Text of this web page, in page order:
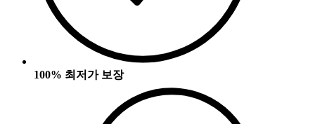
100% 최저가 보장